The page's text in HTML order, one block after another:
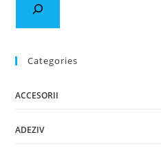
Categories
ACCESORII
ADEZIV